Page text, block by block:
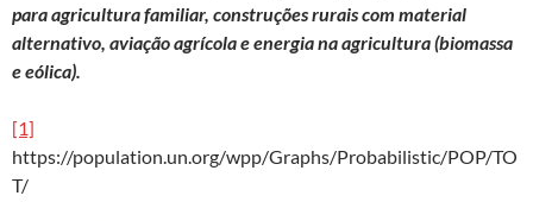
para agricultura familiar, construções rurais com material
alternativo, aviação agrícola e energia na agricultura (biomassa
e eólica).
[1]
https://population.un.org/wpp/Graphs/Probabilistic/POP/TO
T/